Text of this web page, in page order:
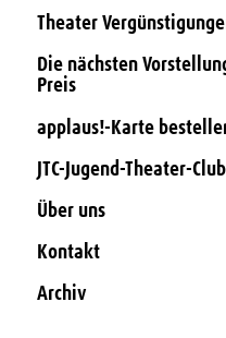
Theater
Die nächsten
Preis
applaus!-Karte
JTC-Jugend-Theater-Club
Über uns
Kontakt
Archiv